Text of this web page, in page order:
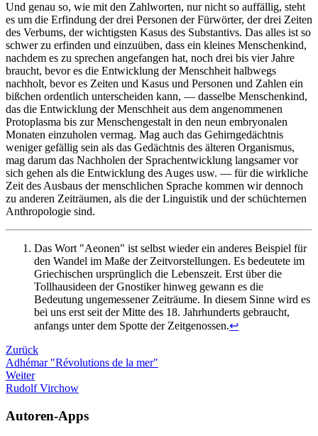
Und genau so, wie mit den Zahlworten, nur nicht so auffällig, steht
es um die Erfindung der drei Personen der Fürwörter, der drei Zeiten
des Verbums, der wichtigsten Kasus des Substantivs. Das alles ist so
schwer zu erfinden und einzuüben, dass ein kleines Menschenkind,
nachdem es zu sprechen angefangen hat, noch drei bis vier Jahre
braucht, bevor es die Entwicklung der Menschheit halbwegs
nachholt, bevor es Zeiten und Kasus und Personen und Zahlen ein
bißchen ordentlich unterscheiden kann, — dasselbe Menschenkind,
das die Entwicklung der Menschheit aus dem angenommenen
Protoplasma bis zur Menschengestalt in den neun embryonalen
Monaten einzuholen vermag. Mag auch das Gehirngedächtnis
weniger gefällig sein als das Gedächtnis des älteren Organismus,
mag darum das Nachholen der Sprachentwicklung langsamer vor
sich gehen als die Entwicklung des Auges usw. — für die wirkliche
Zeit des Ausbaus der menschlichen Sprache kommen wir dennoch
zu anderen Zeiträumen, als die der Linguistik und der schüchternen
Anthropologie sind.
Das Wort "Aeonen" ist selbst wieder ein anderes Beispiel für
den Wandel im Maße der Zeitvorstellungen. Es bedeutete im
Griechischen ursprünglich die Lebenszeit. Erst über die
Tollhausideen der Gnostiker hinweg gewann es die
Bedeutung ungemessener Zeiträume. In diesem Sinne wird es
bei uns erst seit der Mitte des 18. Jahrhunderts gebraucht,
anfangs unter dem Spotte der Zeitgenossen.↩
Zurück
Adhémar "Révolutions de la mer"
Weiter
Rudolf Virchow
Autoren-Apps